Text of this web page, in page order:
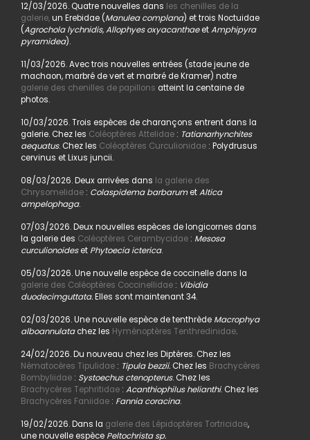
12/03/2026. Quatre nouvelles dans les chenilles de la
galerie,un Erebidae (Manulea complana) et trois Noctuidae
(Agrochola lychnidis, Allophyes oxyacanthaeetAmphipyra
pyramidea).
11/03/2026. Avec trois nouvelles entrées (stade jeune de
machaon, marbré de vert et marbré de Kramer) notre
galerie des chenilles de papillons atteint la centaine de
photos.
10/03/2026. Trois espèces de charançons entrent dans la
galerie. Chez les Coléoptères Attelidae: Tatianarhynchites
aequatus. Chez les Coléoptères Curculionidae: Polydrusus
cervinus et Lixus juncii.
08/03/2026. Deux arrivées dans la galerie des
Chrysomelidae: Colaspidema barbarumetAltica
ampelophaga.
07/03/2026. Deux nouvelles espèces de longicornes dans
la galerie des Coléoptères Cerambycidae: Mesosa
curculionoideset Phytoecia icterica.
05/03/2026. Une nouvelle espèce de coccinelle dans la
galerie des Coléoptères Coccinellidae: Vibidia
duodecimguttata.Elles sont maintenant 34.
02/03/2026. Une nouvelle espèce de tenthrède Macrophya
alboannulatachez les Hyménoptères Tenthredinidae.
24/02/2026. Du nouveau chez les Diptères. Chez les
Nématocères Tipulidae: Tipula bezzii. Chez les Brachycères
Bombyliidae: Systoechus ctenopterus. Chez les
Brachycères Tephritidae: Acanthiophilus helianthi. Chez les
Brachycères Faniidae: Fannia coracina.
19/02/2026. Dans la galerie des Lépidoptères Tortricidae,
une nouvelle espèce Peltochrista sp.